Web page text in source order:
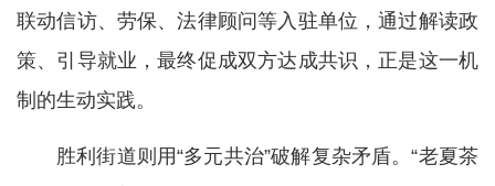
联动信访、劳保、法律顾问等入驻单位，通过解读政
策、引导就业，最终促成双方达成共识，正是这一机
制的生动实践。
胜利街道则用“多元共治”破解复杂矛盾。“老夏茶